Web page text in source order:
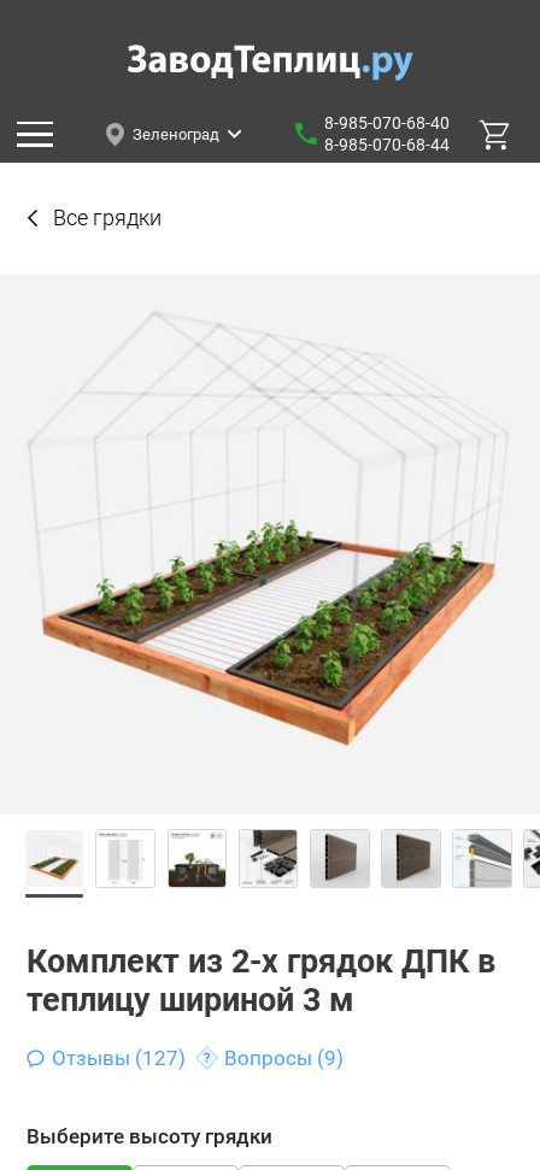
Зеленоград
8-985-070-68-40
8-985-070-68-44
Все грядки
Комплект из 2-х грядок ДПК в
теплицу шириной 3 м
Отзывы (127) Вопросы (9)
Выберите высоту грядки